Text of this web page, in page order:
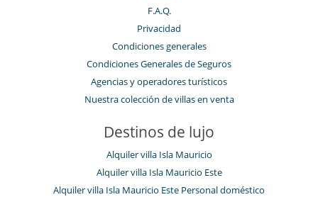
F.A.Q.
Privacidad
Condiciones generales
Condiciones Generales de Seguros
Agencias y operadores turísticos
Nuestra colección de villas en venta
Destinos de lujo
Alquiler villa Isla Mauricio
Alquiler villa Isla Mauricio Este
Alquiler villa Isla Mauricio Este Personal doméstico